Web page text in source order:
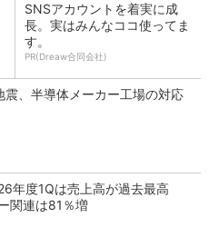
SNSアカウントを着実に成
長。実はみんなココ使ってま
す。
PR(Dreaw合同会社)
震、半導体メーカー工場の対応
年度1Qは売上高が過去最高
関連は81％増